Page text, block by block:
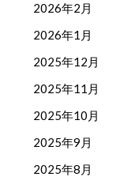
2026年2月
2026年1月
2025年12月
2025年11月
2025年10月
2025年9月
2025年8月